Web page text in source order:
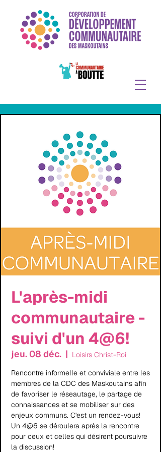
L'après-midi
communautaire -
suivi d'un 4@6!
jeu. 08 déc.
  |
Loisirs Christ-Roi
Rencontre informelle et conviviale entre les
membres de la CDC des Maskoutains afin
de favoriser le réseautage, le partage de
connaissances et se mobiliser sur des
enjeux communs. C'est un rendez-vous!
Un 4@6 se déroulera après la rencontre
pour ceux et celles qui désirent poursuivre
la discussion!